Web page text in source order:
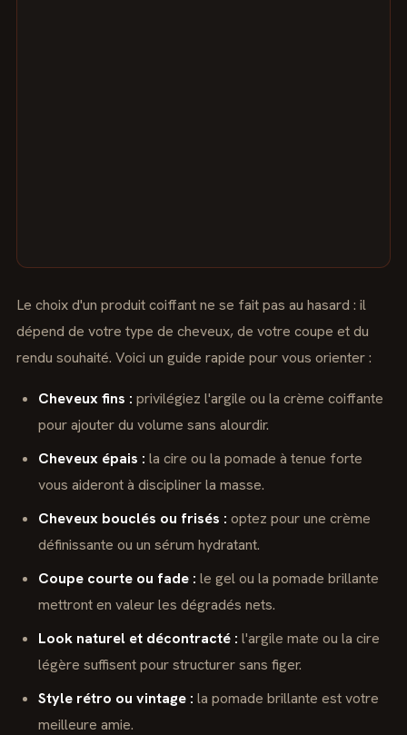
Le choix d'un produit coiffant ne se fait pas au hasard : il
dépend de votre type de cheveux, de votre coupe et du
rendu souhaité. Voici un guide rapide pour vous orienter :
Cheveux fins : privilégiez l'argile ou la crème coiffante
pour ajouter du volume sans alourdir.
Cheveux épais : la cire ou la pomade à tenue forte
vous aideront à discipliner la masse.
Cheveux bouclés ou frisés : optez pour une crème
définissante ou un sérum hydratant.
Coupe courte ou fade : le gel ou la pomade brillante
mettront en valeur les dégradés nets.
Look naturel et décontracté : l'argile mate ou la cire
légère suffisent pour structurer sans figer.
Style rétro ou vintage : la pomade brillante est votre
meilleure amie.